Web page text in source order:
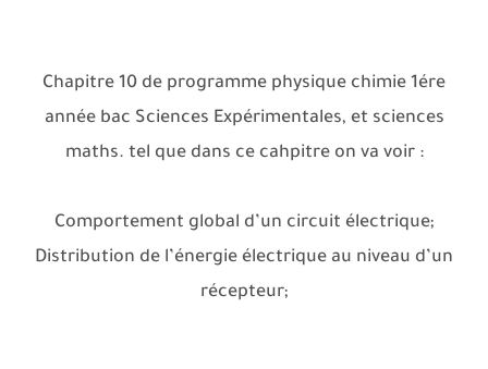
Chapitre 10 de programme physique chimie 1ére
année bac Sciences Expérimentales, et sciences
maths. tel que dans ce cahpitre on va voir :
Comportement global d’un circuit électrique;
Distribution de l’énergie électrique au niveau d’un
récepteur;